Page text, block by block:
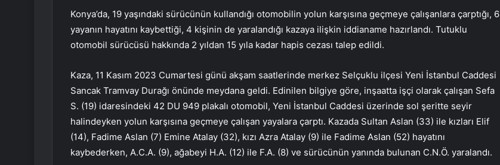
Konya’da, 19 yaşındaki sürücünün kullandığı otomobilin yolun karşısına geçmeye çalışanlara çarptığı, 6
yayanın hayatını kaybettiği, 4 kişinin de yaralandığı kazaya ilişkin iddianame hazırlandı. Tutuklu
otomobil sürücüsü hakkında 2 yıldan 15 yıla kadar hapis cezası talep edildi.
Kaza, 11 Kasım 2023 Cumartesi günü akşam saatlerinde merkez Selçuklu ilçesi Yeni İstanbul Caddesi
Sancak Tramvay Durağı önünde meydana geldi. Edinilen bilgiye göre, inşaatta işçi olarak çalışan Sefa
S. (19) idaresindeki 42 DU 949 plakalı otomobil, Yeni İstanbul Caddesi üzerinde sol şeritte seyir
halindeyken yolun karşısına geçmeye çalışan yayalara çarptı. Kazada Sultan Aslan (33) ile kızları Elif
(14), Fadime Aslan (7) Emine Atalay (32), kızı Azra Atalay (9) ile Fadime Aslan (52) hayatını
kaybederken, A.C.A. (9), ağabeyi H.A. (12) ile F.A. (8) ve sürücünün yanında bulunan C.N.Ö. yaralandı.